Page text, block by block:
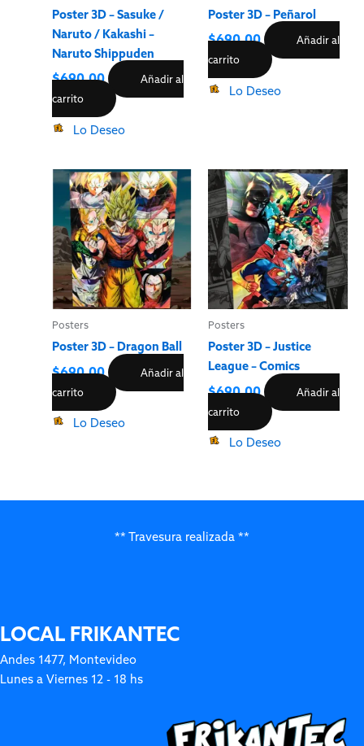
Poster 3D – Sasuke /
Naruto / Kakashi –
Naruto Shippuden
$690.00
Añadir al
carrito
Lo Deseo
Poster 3D – Peñarol
$690.00
Añadir al
carrito
Lo Deseo
Posters
Poster 3D – Dragon Ball
$690.00
Añadir al
carrito
Lo Deseo
Posters
Poster 3D – Justice
League – Comics
$690.00
Añadir al
carrito
Lo Deseo
** Travesura realizada **
LOCAL FRIKANTEC
Andes 1477, Montevideo
Lunes a Viernes 12 - 18 hs